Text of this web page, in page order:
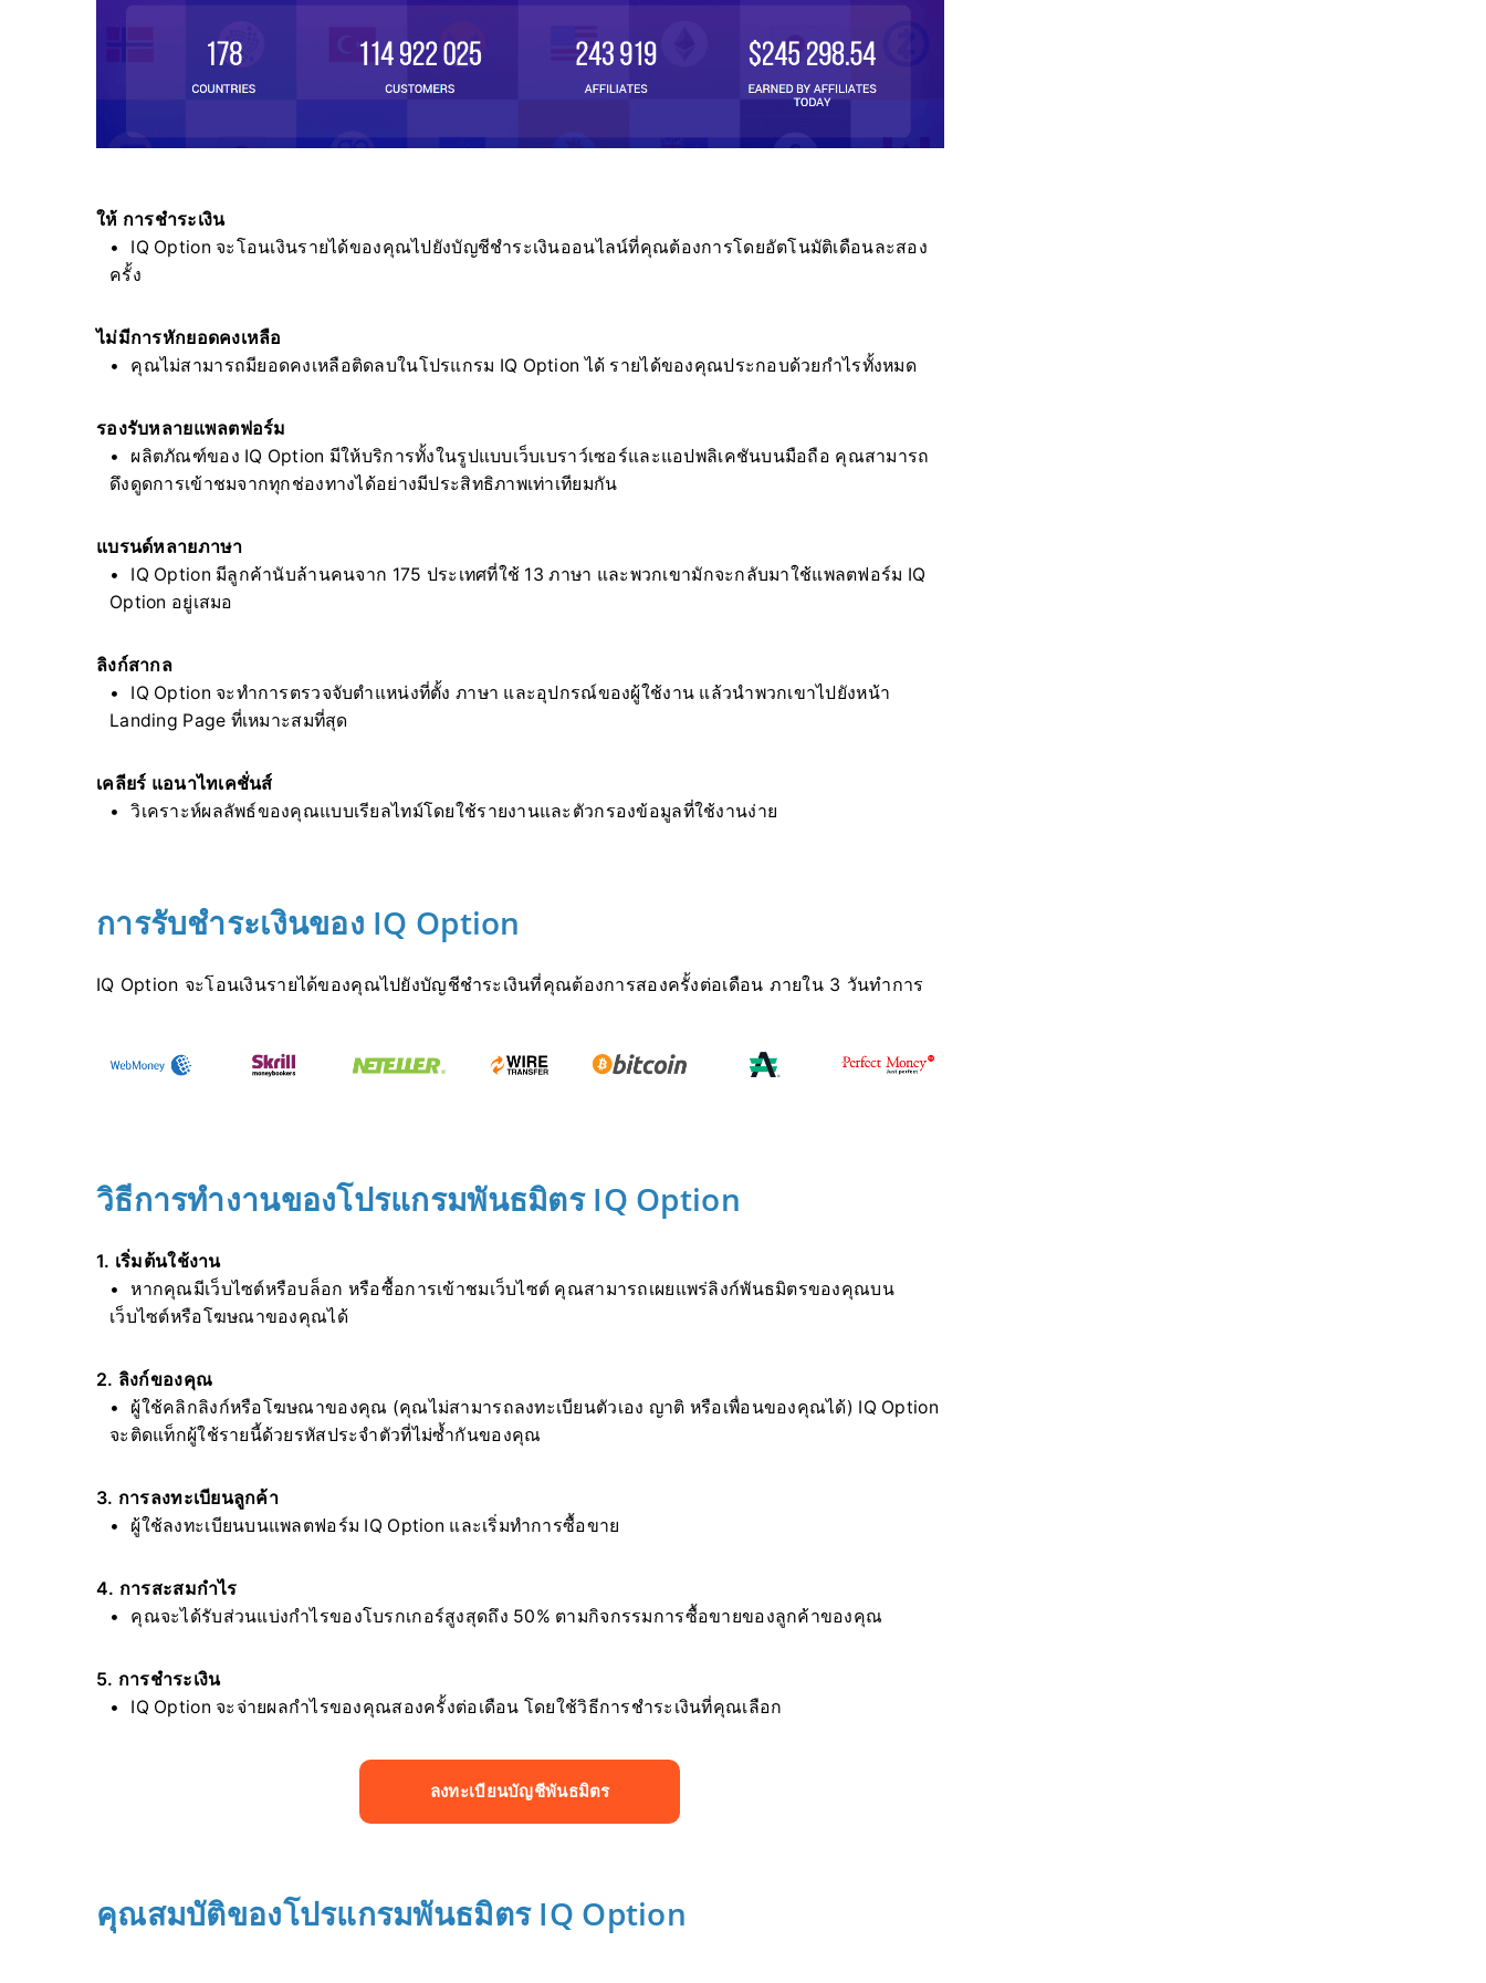
ให้ การชำระเงิน
IQ Option จะโอนเงินรายได้ของคุณไปยังบัญชีชำระเงินออนไลน์ที่คุณต้องการโดยอัตโนมัติเดือนละสอง
ครั้ง
ไม่มีการหักยอดคงเหลือ
คุณไม่สามารถมียอดคงเหลือติดลบในโปรแกรม IQ Option ได้ รายได้ของคุณประกอบด้วยกำไรทั้งหมด
รองรับหลายแพลตฟอร์ม
ผลิตภัณฑ์ของ IQ Option มีให้บริการทั้งในรูปแบบเว็บเบราว์เซอร์และแอปพลิเคชันบนมือถือ คุณสามารถ
ดึงดูดการเข้าชมจากทุกช่องทางได้อย่างมีประสิทธิภาพเท่าเทียมกัน
แบรนด์หลายภาษา
IQ Option มีลูกค้านับล้านคนจาก 175 ประเทศที่ใช้ 13 ภาษา และพวกเขามักจะกลับมาใช้แพลตฟอร์ม IQ
Option อยู่เสมอ
ลิงก์สากล
IQ Option จะทำการตรวจจับตำแหน่งที่ตั้ง ภาษา และอุปกรณ์ของผู้ใช้งาน แล้วนำพวกเขาไปยังหน้า
Landing Page ที่เหมาะสมที่สุด
เคลียร์ แอนาไทเคชั่นส์
วิเคราะห์ผลลัพธ์ของคุณแบบเรียลไทม์โดยใช้รายงานและตัวกรองข้อมูลที่ใช้งานง่าย
การรับชำระเงินของ IQ Option
IQ Option จะโอนเงินรายได้ของคุณไปยังบัญชีชำระเงินที่คุณต้องการสองครั้งต่อเดือน ภายใน 3 วันทำการ
วิธีการทำงานของโปรแกรมพันธมิตร IQ Option
1. เริ่มต้นใช้งาน
หากคุณมีเว็บไซต์หรือบล็อก หรือซื้อการเข้าชมเว็บไซต์ คุณสามารถเผยแพร่ลิงก์พันธมิตรของคุณบน
เว็บไซต์หรือโฆษณาของคุณได้
2. ลิงก์ของคุณ
ผู้ใช้คลิกลิงก์หรือโฆษณาของคุณ (คุณไม่สามารถลงทะเบียนตัวเอง ญาติ หรือเพื่อนของคุณได้) IQ Option
จะติดแท็กผู้ใช้รายนี้ด้วยรหัสประจำตัวที่ไม่ซ้ำกันของคุณ
3. การลงทะเบียนลูกค้า
ผู้ใช้ลงทะเบียนบนแพลตฟอร์ม IQ Option และเริ่มทำการซื้อขาย
4. การสะสมกำไร
คุณจะได้รับส่วนแบ่งกำไรของโบรกเกอร์สูงสุดถึง 50% ตามกิจกรรมการซื้อขายของลูกค้าของคุณ
5. การชำระเงิน
IQ Option จะจ่ายผลกำไรของคุณสองครั้งต่อเดือน โดยใช้วิธีการชำระเงินที่คุณเลือก
ลงทะเบียนบัญชีพันธมิตร
คุณสมบัติของโปรแกรมพันธมิตร IQ Option